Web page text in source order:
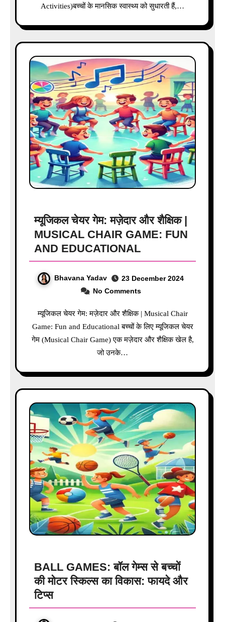
Activities)बच्चों के मानसिक स्वास्थ्य को सुधारती हैं,…
म्यूजिकल चेयर गेम: मज़ेदार और शैक्षिक |
MUSICAL CHAIR GAME: FUN
AND EDUCATIONAL
Bhavana Yadav
23 December 2024
No Comments
म्यूजिकल चेयर गेम: मज़ेदार और शैक्षिक | Musical Chair
Game: Fun and Educational बच्चों के लिए म्यूजिकल चेयर
गेम (Musical Chair Game) एक मज़ेदार और शैक्षिक खेल है,
जो उनके…
BALL GAMES: बॉल गेम्स से बच्चों
की मोटर स्किल्स का विकास: फायदे और
टिप्स